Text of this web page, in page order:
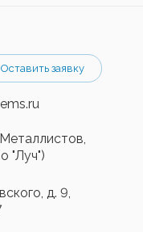
Оставить заявку
"Луч")
д. 9,